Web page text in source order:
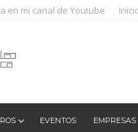
en mi canal de Youtube
EVENTOS EMPRESAS